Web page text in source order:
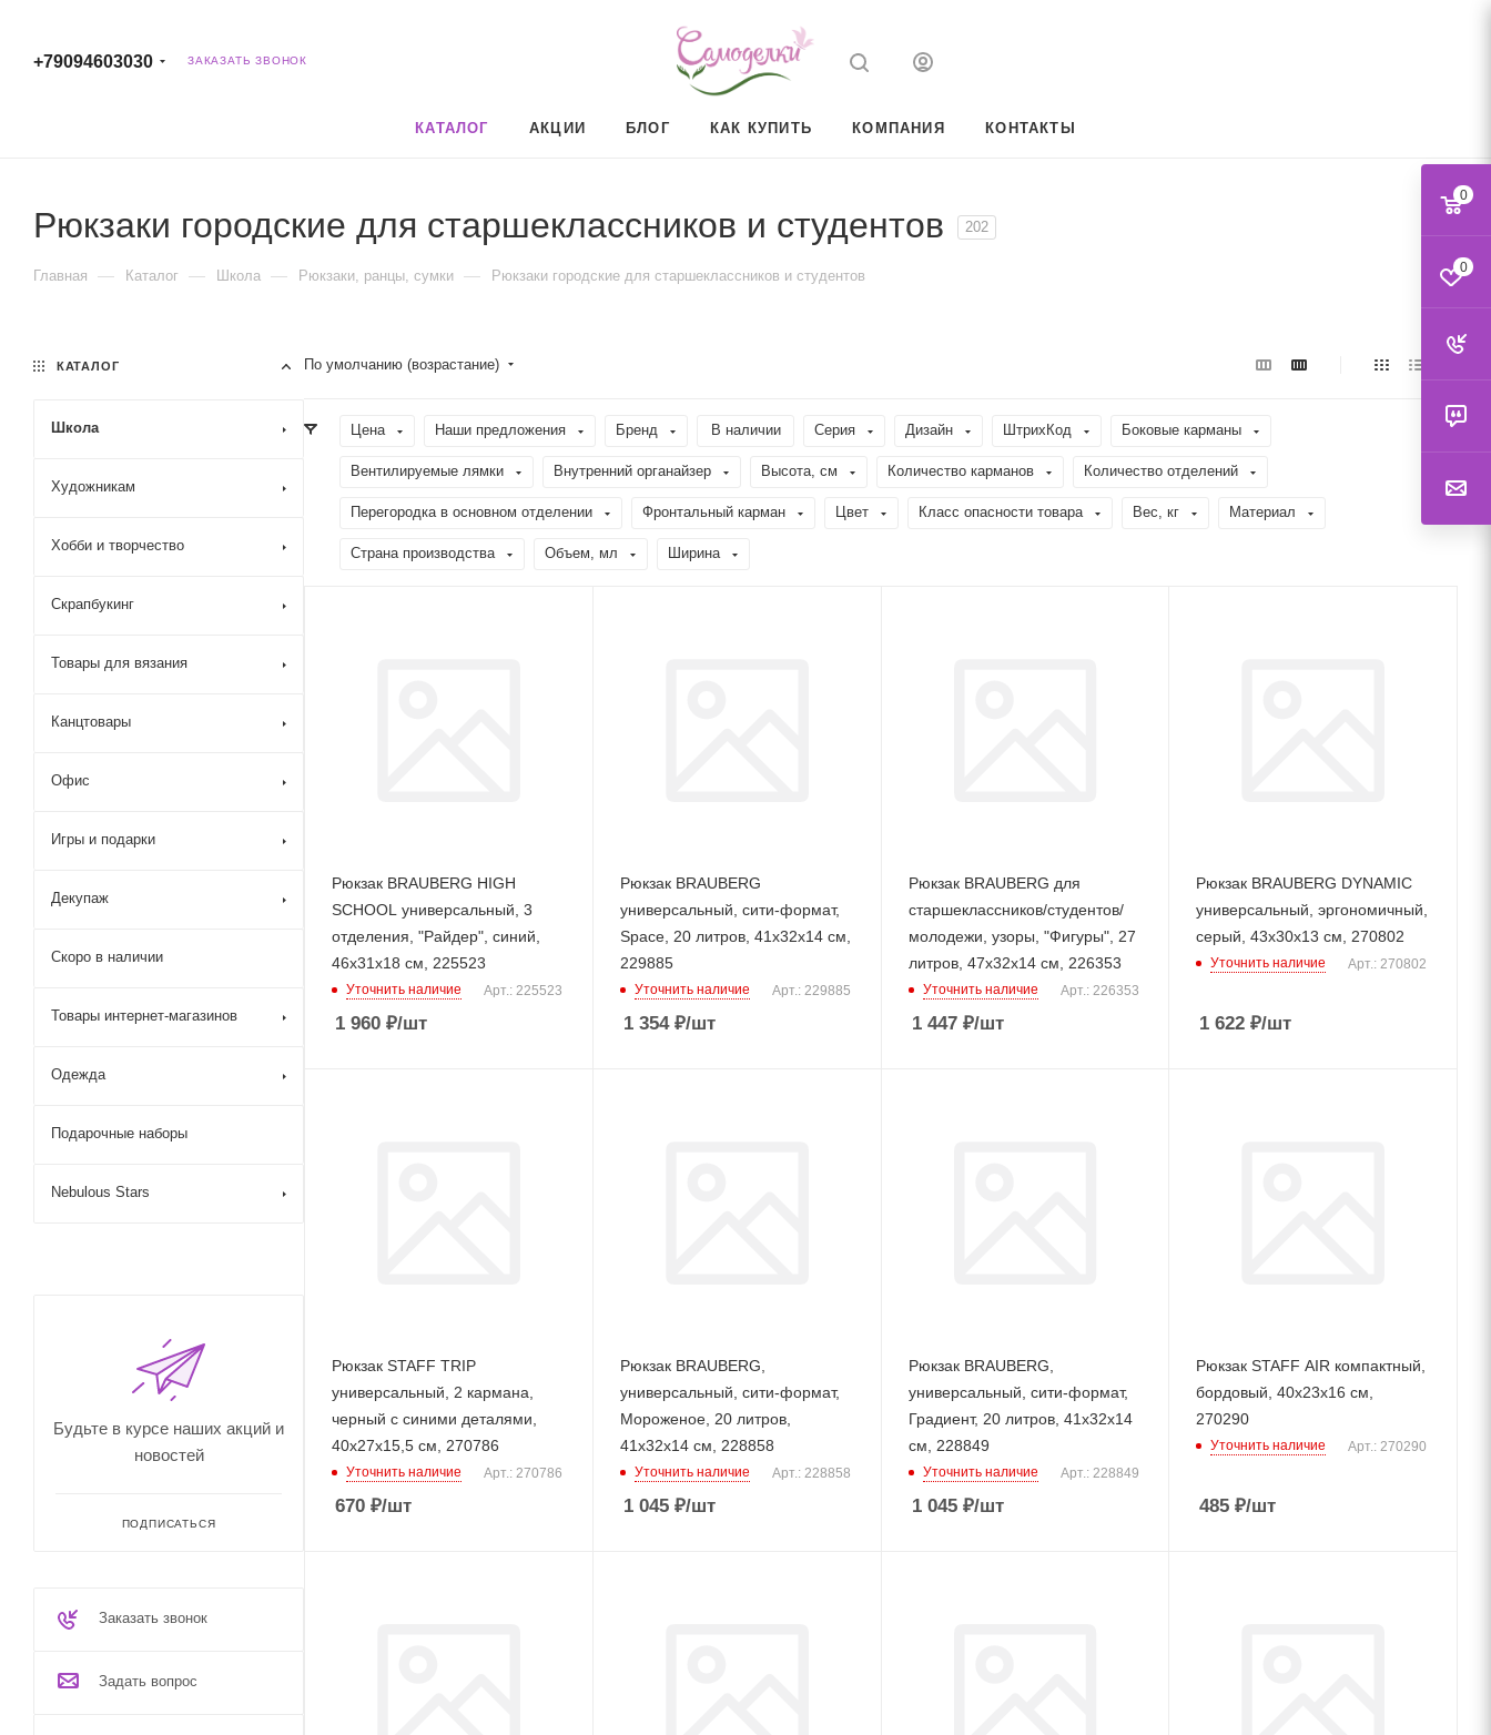
+79094603030 ЗАКАЗАТЬ ЗВОНОК
КАТАЛОГ АКЦИИ БЛОГ КАК КУПИТЬ КОМПАНИЯ КОНТАКТЫ
Рюкзаки городские для старшеклассников и студентов 202
Главная — Каталог — Школа — Рюкзаки, ранцы, сумки — Рюкзаки городские для старшеклассников и студентов
По умолчанию (возрастание)
Цена Наши предложения Бренд В наличии Серия Дизайн ШтрихКод Боковые карманы
Вентилируемые лямки Внутренний органайзер Высота, см Количество карманов Количество отделений
Перегородка в основном отделении Фронтальный карман Цвет Класс опасности товара Вес, кг Материал
Страна производства Объем, мл Ширина
Рюкзак BRAUBERG HIGH
SCHOOL универсальный, 3
отделения, "Райдер", синий,
46х31х18 см, 225523
Уточнить наличие Арт.: 225523
1 960 ₽/шт
Рюкзак BRAUBERG
универсальный, сити-формат,
Space, 20 литров, 41х32х14 см,
229885
Уточнить наличие Арт.: 229885
1 354₽/шт
Рюкзак BRAUBERG для
старшеклассников/студентов/
молодежи, узоры, "Фигуры", 27
литров, 47х32х14 см, 226353
Уточнить наличие Арт.: 226353
1 447₽/шт
Рюкзак BRAUBERG DYNAMIC
универсальный, эргономичный,
серый, 43х30х13 см, 270802
Уточнить наличие Арт.: 270802
1 622 ₽/шт
Рюкзак STAFF TRIP
универсальный, 2 кармана,
черный с синими деталями,
40x27x15,5 см, 270786
Уточнить наличие Арт.: 270786
670 ₽/шт
Рюкзак BRAUBERG,
универсальный, сити-формат,
Мороженое, 20 литров,
41х32х14 см, 228858
Уточнить наличие Арт.: 228858
1 045₽/шт
Рюкзак BRAUBERG,
универсальный, сити-формат,
Градиент, 20 литров, 41х32х14
см, 228849
Уточнить наличие Арт.: 228849
1 045₽/шт
Рюкзак STAFF AIR компактный,
бордовый, 40х23х16 см,
270290
Уточнить наличие Арт.: 270290
485 ₽/шт
КАТАЛОГ
Школа
Художникам
Хобби и творчество
Скрапбукинг
Товары для вязания
Канцтовары
Офис
Игры и подарки
Декупаж
Скоро в наличии
Товары интернет-магазинов
Одежда
Подарочные наборы
Nebulous Stars
Будьте в курсе наших акций и
новостей
ПОДПИСАТЬСЯ
Заказать звонок
Задать вопрос
0
0